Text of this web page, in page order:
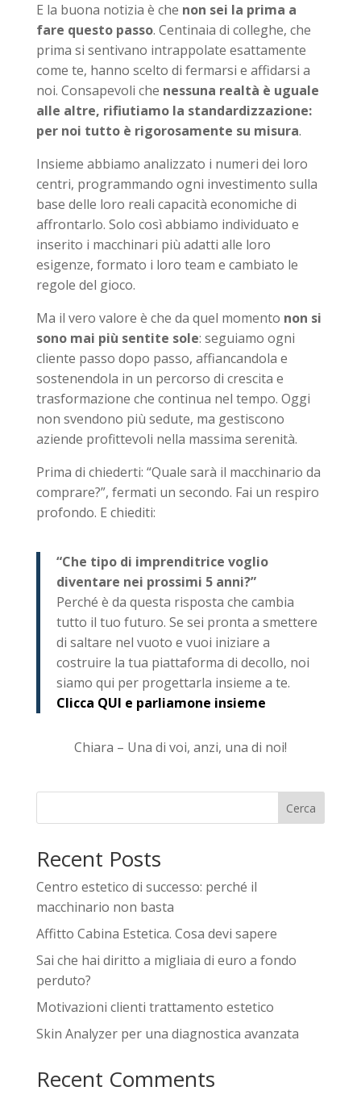
E la buona notizia è che non sei la prima a
fare questo passo. Centinaia di colleghe, che
prima si sentivano intrappolate esattamente
come te, hanno scelto di fermarsi e affidarsi a
noi. Consapevoli che nessuna realtà è uguale
alle altre, rifiutiamo la standardizzazione:
per noi tutto è rigorosamente su misura.
Insieme abbiamo analizzato i numeri dei loro
centri, programmando ogni investimento sulla
base delle loro reali capacità economiche di
affrontarlo. Solo così abbiamo individuato e
inserito i macchinari più adatti alle loro
esigenze, formato i loro team e cambiato le
regole del gioco.
Ma il vero valore è che da quel momento non si
sono mai più sentite sole: seguiamo ogni
cliente passo dopo passo, affiancandola e
sostenendola in un percorso di crescita e
trasformazione che continua nel tempo. Oggi
non svendono più sedute, ma gestiscono
aziende profittevoli nella massima serenità.
Prima di chiederti: “Quale sarà il macchinario da
comprare?”, fermati un secondo. Fai un respiro
profondo. E chiediti:
“Che tipo di imprenditrice voglio
diventare nei prossimi 5 anni?”
Perché è da questa risposta che cambia
tutto il tuo futuro. Se sei pronta a smettere
di saltare nel vuoto e vuoi iniziare a
costruire la tua piattaforma di decollo, noi
siamo qui per progettarla insieme a te.
Clicca QUI e parliamone insieme
Chiara – Una di voi, anzi, una di noi!
Cerca
Recent Posts
Centro estetico di successo: perché il
macchinario non basta
Affitto Cabina Estetica. Cosa devi sapere
Sai che hai diritto a migliaia di euro a fondo
perduto?
Motivazioni clienti trattamento estetico
Skin Analyzer per una diagnostica avanzata
Recent Comments